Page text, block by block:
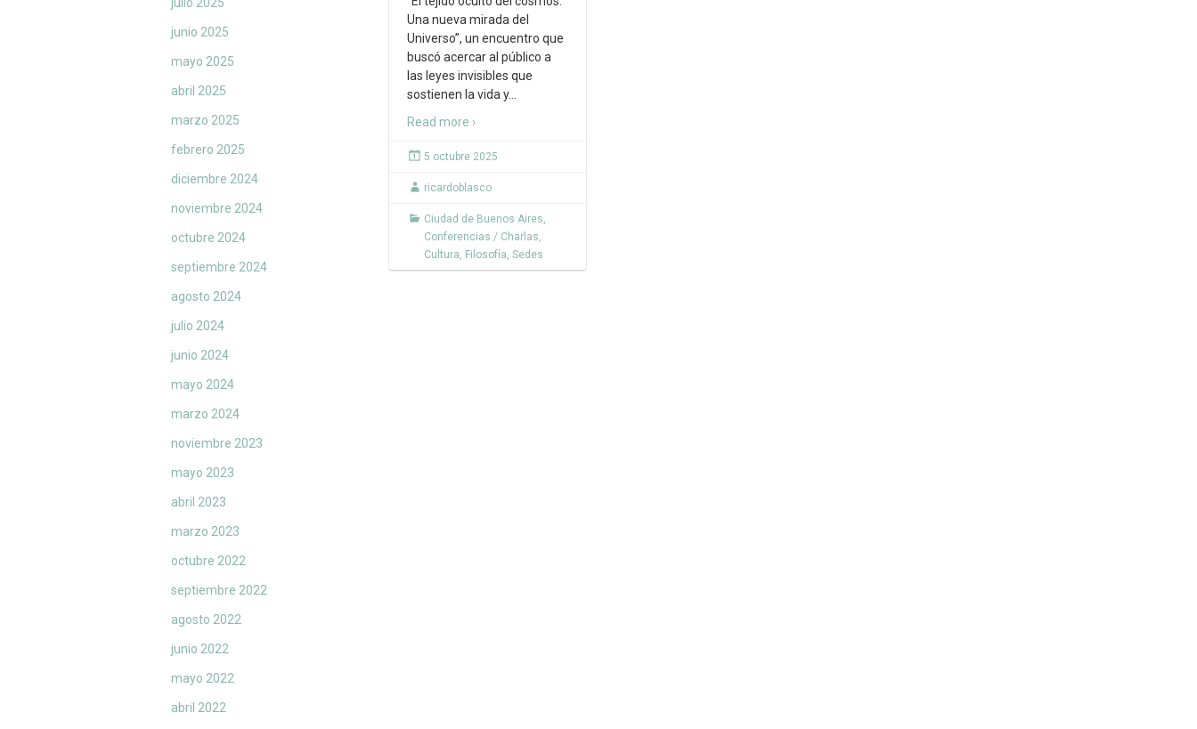
junio 2025
mayo 2025
abril 2025
marzo 2025
febrero 2025
diciembre 2024
noviembre 2024
octubre 2024
septiembre 2024
agosto 2024
julio 2024
junio 2024
mayo 2024
marzo 2024
noviembre 2023
mayo 2023
abril 2023
marzo 2023
octubre 2022
septiembre 2022
agosto 2022
junio 2022
mayo 2022
abril 2022
Una nueva mirada del
Universo”, un encuentro que
buscó acercar al público a
las leyes invisibles que
sostienen la vida y…
Read more ›
5 octubre 2025
ricardoblasco
Ciudad de Buenos Aires,
Conferencias / Charlas,
Cultura, Filosofía, Sedes